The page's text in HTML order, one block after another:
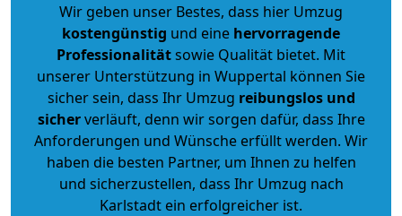
Wir geben unser Bestes, dass hier Umzug
kostengünstig und eine hervorragende
Professionalitätsowie Qualität bietet. Mit
unserer Unterstützung in Wuppertal können Sie
sicher sein, dass Ihr Umzug reibungslos und
sicherverläuft, denn wir sorgen dafür, dass Ihre
Anforderungen und Wünsche erfüllt werden. Wir
haben die besten Partner, um Ihnen zu helfen
und sicherzustellen, dass Ihr Umzug nach
Karlstadt ein erfolgreicher ist.